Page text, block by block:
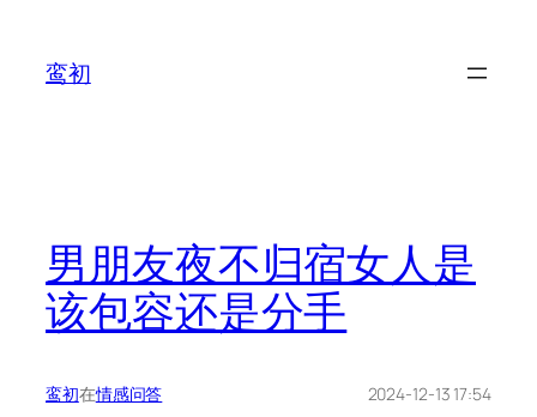
鸾初
男朋友夜不归宿女人是
该包容还是分手
鸾初在情感问答 2024-12-13 17:54